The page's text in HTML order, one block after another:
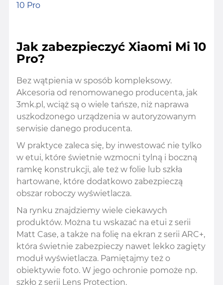
10 Pro
Jak zabezpieczyć Xiaomi Mi 10
Pro?
Bez wątpienia w sposób kompleksowy.
Akcesoria od renomowanego producenta, jak
3mk.pl, wciąż są o wiele tańsze, niż naprawa
uszkodzonego urządzenia w autoryzowanym
serwisie danego producenta.
W praktyce zaleca się, by inwestować nie tylko
w etui, które świetnie wzmocni tylną i boczną
ramkę konstrukcji, ale też w folie lub szkła
hartowane, które dodatkowo zabezpieczą
obszar roboczy wyświetlacza.
Na rynku znajdziemy wiele ciekawych
produktów. Można tu wskazać na etui z serii
Matt Case, a także na folię na ekran z serii ARC+,
która świetnie zabezpieczy nawet lekko zagięty
moduł wyświetlacza. Pamiętajmy też o
obiektywie foto. W jego ochronie pomoże np.
szkło z serii Lens Protection.